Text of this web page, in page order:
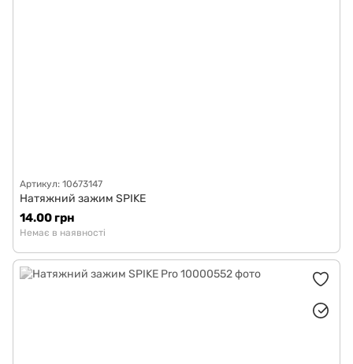
Артикул: 10673147
Натяжний зажим SPIKE
14.00 грн
Немає в наявності